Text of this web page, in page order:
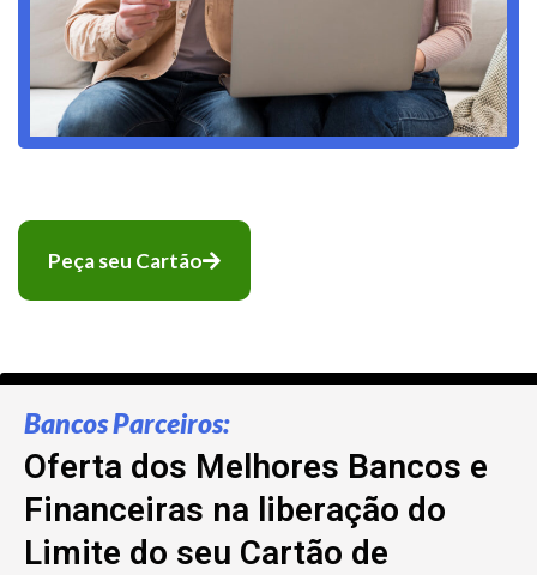
Peça seu Cartão
Bancos Parceiros:
Oferta dos Melhores Bancos e
Financeiras na liberação do
Limite do seu Cartão de